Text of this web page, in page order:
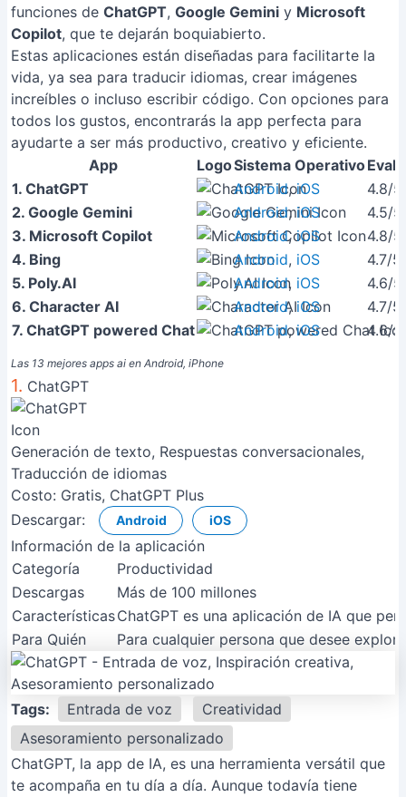
funciones de ChatGPT, Google Gemini y Microsoft
Copilot, que te dejarán boquiabierto.
Estas aplicaciones están diseñadas para facilitarte la
vida, ya sea para traducir idiomas, crear imágenes
increíbles o incluso escribir código. Con opciones para
todos los gustos, encontrarás la app perfecta para
ayudarte a ser más productivo, creativo y eficiente.
App
LogoSistema Operativo
1. ChatGPT
Android,iOS
4.8/5
2. Google Gemini
Android,iOS
4.5/5
3. Microsoft Copilot
Android,iOS
4.8/5
4. Bing
Android, iOS
4.7/5
5. Poly.AI
Android, iOS
4.6/5
6. Character AI
Android,iOS
4.7/5
7. ChatGPT powered Chat
Android,iOS 4.6/5
Las 13 mejores apps ai en Android, iPhone
1. ChatGPT
Generación de texto, Respuestas conversacionales,
Traducción de idiomas
Costo: Gratis, ChatGPT Plus
Descargar:
Android iOS
Información de la aplicación
Categoría
Productividad
Descargas
Más de 100 millones
CaracterísticasChatGPT es una aplicación de IA que
Para Quién
Para cualquier persona que desee
Tags: Entrada de voz
Creatividad
Asesoramiento personalizado
ChatGPT, la app de IA, es una herramienta versátil que
te acompaña en tu día a día. Aunque todavía tiene